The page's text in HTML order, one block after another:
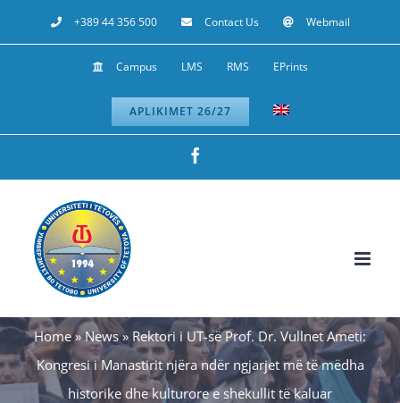
to
+389 44 356 500 Contact Us Webmail
Campus LMS RMS EPrints
APLIKIMET 26/27
Home»News» Rektori i UT-së Prof. Dr. Vullnet Ameti:
Kongresi i Manastirit njëra ndër ngjarjet më të mëdha
historike dhe kulturore e shekullit të kaluar